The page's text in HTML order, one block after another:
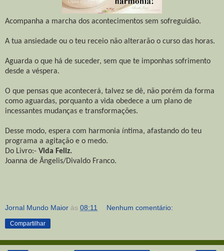
Acompanha a marcha dos acontecimentos sem sofreguidão.
A tua ansiedade ou o teu receio não alterarão o curso das horas.
Aguarda o que há de suceder, sem que te imponhas sofrimento
desde a véspera.
O que pensas que acontecerá, talvez se dê, não porém da forma
como aguardas, porquanto a vida obedece a um plano de
incessantes mudanças e transformações.
Desse modo, espera com harmonia íntima, afastando do teu
programa a agitação e o medo.
Do Livro:- Vida Feliz.
Joanna de Ângelis/Divaldo Franco.
Jornal Mundo Maior às 08:11 Nenhum comentário:
Compartilhar